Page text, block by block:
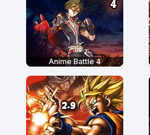
Anime Battle 4